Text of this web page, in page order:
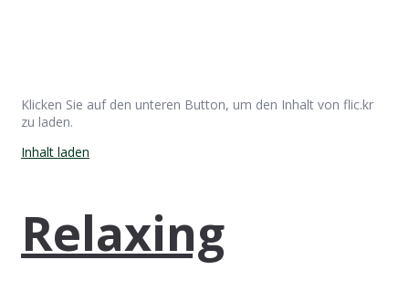
Klicken Sie auf den unteren Button, um den Inhalt von flic.kr
zu laden.
Inhalt laden
Relaxing